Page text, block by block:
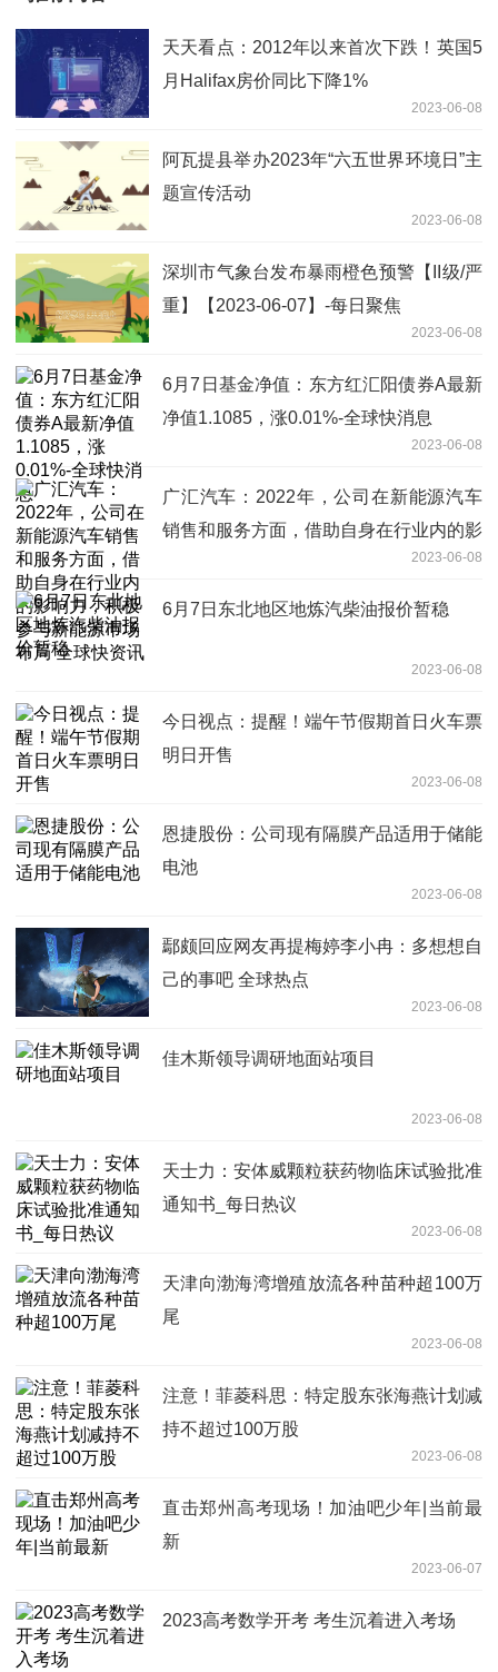
天天看点：2012年以来首次下跌！英国5
月Halifax房价同比下降1%
2023-06-08
阿瓦提县举办2023年“六五世界环境日”主
题宣传活动
2023-06-08
深圳市气象台发布暴雨橙色预警【II级/严
重】【2023-06-07】-每日聚焦
2023-06-08
6月7日基金净值：东方红汇阳债券A最新
净值1.1085，涨0.01%-全球快消息
2023-06-08
广汇汽车：2022年，公司在新能源汽车
销售和服务方面，借助自身在行业内的影
响力，积极参与新能源市场布局 全球快
资讯
2023-06-08
6月7日东北地区地炼汽柴油报价暂稳
2023-06-08
今日视点：提醒！端午节假期首日火车票
明日开售
2023-06-08
恩捷股份：公司现有隔膜产品适用于储能
电池
2023-06-08
鄢颇回应网友再提梅婷李小冉：多想想自
己的事吧 全球热点
2023-06-08
佳木斯领导调研地面站项目
2023-06-08
天士力：安体威颗粒获药物临床试验批准
通知书_每日热议
2023-06-08
天津向渤海湾增殖放流各种苗种超100万
尾
2023-06-08
注意！菲菱科思：特定股东张海燕计划减
持不超过100万股
2023-06-08
直击郑州高考现场！加油吧少年|当前最
新
2023-06-07
2023高考数学开考 考生沉着进入考场